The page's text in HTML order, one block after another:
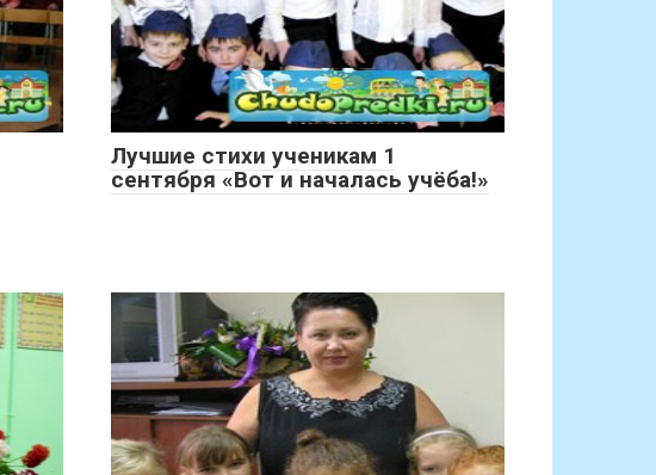
Лучшие стихи ученикам 1
сентября «Вот и началась учёба!»